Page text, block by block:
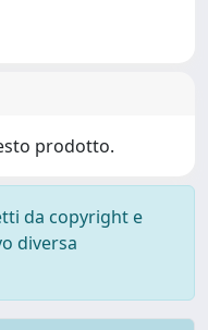
prodotto.
da copyright e
diversa